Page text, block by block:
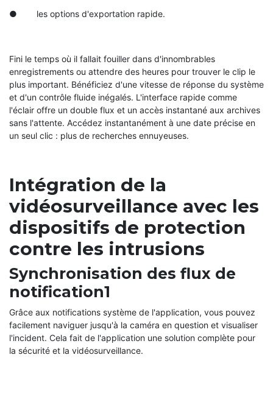
● les options d'exportation rapide.
Fini le temps où il fallait fouiller dans d'innombrables
enregistrements ou attendre des heures pour trouver le clip le
plus important. Bénéficiez d'une vitesse de réponse du système
et d'un contrôle fluide inégalés. L'interface rapide comme
l'éclair offre un double flux et un accès instantané aux archives
sans l'attente. Accédez instantanément à une date précise en
un seul clic : plus de recherches ennuyeuses.
Intégration de la
vidéosurveillance avec les
dispositifs de protection
contre les intrusions
Synchronisation des flux de
notification1
Grâce aux notifications système de l'application, vous pouvez
facilement naviguer jusqu'à la caméra en question et visualiser
l'incident. Cela fait de l'application une solution complète pour
la sécurité et la vidéosurveillance.